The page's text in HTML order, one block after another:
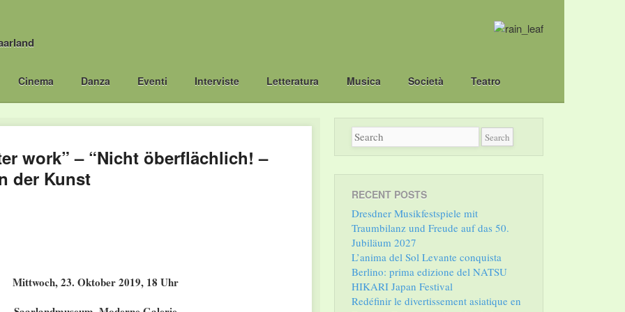
Cinema Danza Eventi Interviste Letteratura Musica Società Teatro
work” – “Nicht öberflächlich! –
der Kunst
Mittwoch, 23. Oktober 2019, 18 Uhr
RECENT POSTS
Dresdner Musikfestspiele mit
Traumbilanz und Freude auf das 50.
Jubiläum 2027
L’anima del Sol Levante conquista
Berlino: prima edizione del NATSU
HIKARI Japan Festival
Redéfinir le divertissement asiatique en